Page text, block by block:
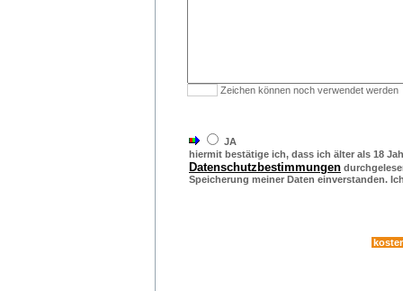
Zeichen können noch verwendet werden
JA
hiermit bestätige ich, dass ich älter als 18
Datenschutzbestimmungen
Speicherung meiner Daten einverstanden.